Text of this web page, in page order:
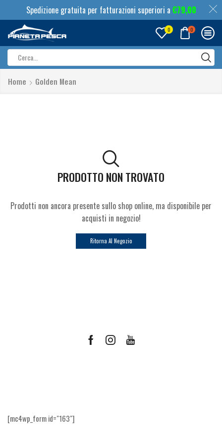
Spedizione gratuita per fatturazioni superiori a €79,00
0 0
input
Home Golden Mean
PRODOTTO NON TROVATO
Prodotti non ancora presente sullo shop online, ma disponibile per
acquisti in negozio!
Ritorna Al Negozio
FacebookInstagramYoutube
[mc4wp_form id="163"]